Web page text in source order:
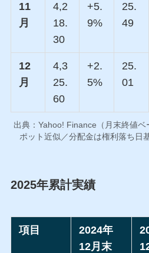
11
月
4,2
18.
30
+5.
9%
25.
49
12
月
4,3
25.
60
+2.
5%
25.
01
出典：Yahoo! Finance（月末終値
ポット近似／分配金は権利落ち日
2025年累計実績
項目
2024年
12月末